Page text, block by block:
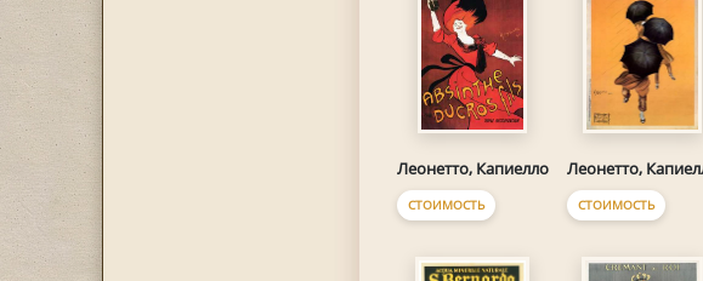
Леонетто, Капиелло
СТОИМОСТЬ
Леонетто,
СТОИМОСТЬ